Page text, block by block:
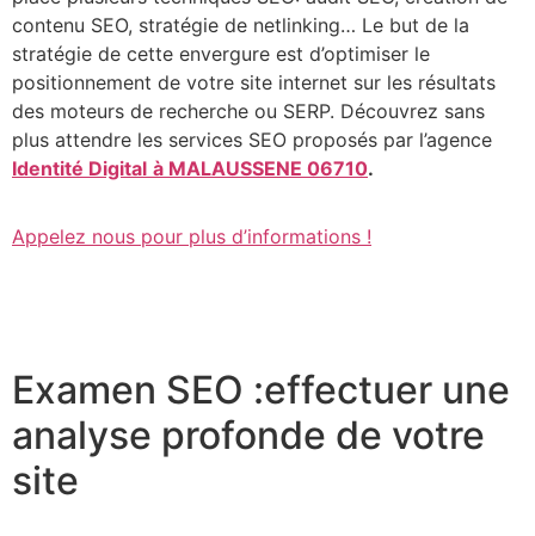
contenu SEO, stratégie de netlinking… Le but de la
stratégie de cette envergure est d’optimiser le
positionnement de votre site internet sur les résultats
des moteurs de recherche ou SERP. Découvrez sans
plus attendre les services SEO proposés par l’agence
Identité Digital à MALAUSSENE 06710.
Appelez nous pour plus d’informations !
Examen SEO :effectuer une
analyse profonde de votre
site